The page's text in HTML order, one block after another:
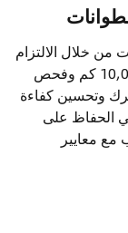
من خلال الالتزام
بجدول فحص دقيق. يُفضل تغيير الزيت كل 10,000 كم وفحص
وتحسين كفاءة
الحفاظ على
مع معايير